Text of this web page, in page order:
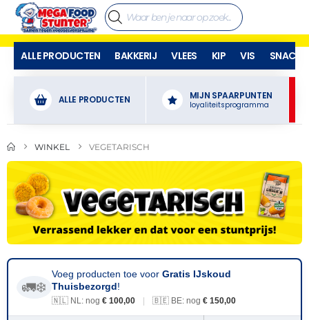
ALLE PRODUCTEN BAKKERIJ VLEES KIP VIS SNACKS
ALLE PRODUCTEN MIJN SPAARPUNTEN
loyaliteitsprogramma
WINKEL VEGETARISCH
🚛❄️
Voeg producten toe voor Gratis IJskoud
Thuisbezorgd!
🇳🇱 NL: nog € 100,00 🇧🇪 BE: nog € 150,00